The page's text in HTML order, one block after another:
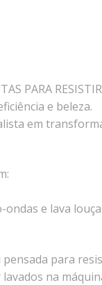
PARA
e beleza.
em
ondas e lava
para
na